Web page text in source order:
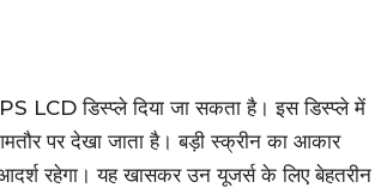
डिस्प्ले दिया जा सकता है। इस डिस्प्ले में
पर देखा जाता है। बड़ी स्क्रीन का आकार
रहेगा। यह खासकर उन यूजर्स के लिए बेहतरीन